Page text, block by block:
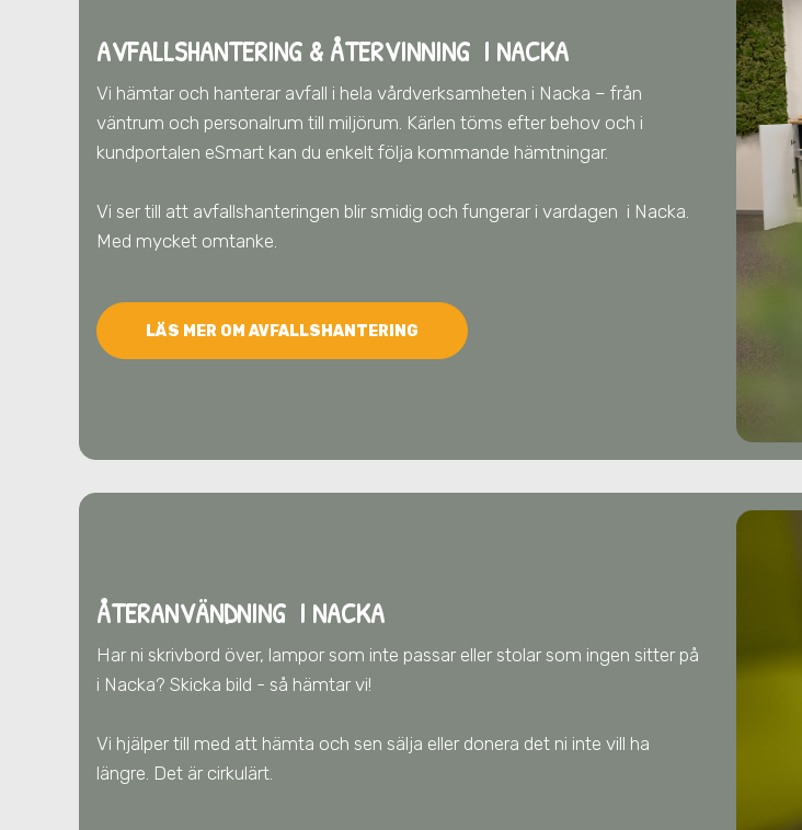
AVFALLSHANTERING & ÅTERVINNING I NACKA
Vi hämtar och hanterar avfall i hela vårdverksamheten i Nacka – från
väntrum och personalrum till miljörum. Kärlen töms efter behov och i
kundportalen eSmart kan du enkelt följa kommande hämtningar.
Vi ser till att avfallshanteringen blir smidig och fungerar i vardagen i Nacka
Med mycket omtanke.
LÄS MER OM AVFALLSHANTERING
ÅTERANVÄNDNING I NACKA
Har ni skrivbord över, lampor som inte passar eller stolar som ingen sitter på
i Nacka? Skicka bild - så hämtar vi!
Vi hjälper till med att hämta och sen sälja eller donera det ni inte vill ha
längre. Det är cirkulärt.